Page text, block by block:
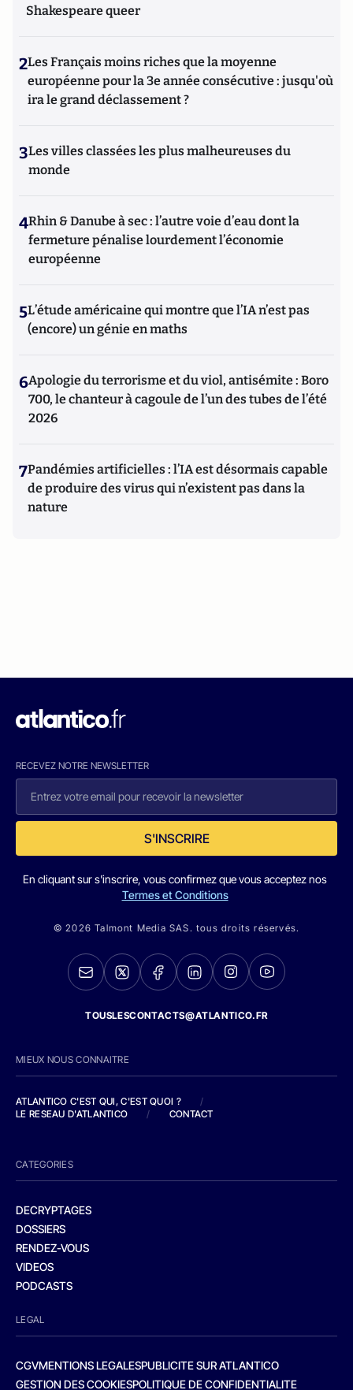
Shakespeare queer
2Les Français moins riches que la moyenne
européenne pour la 3e année consécutive : jusqu'où
ira le grand déclassement ?
3Les villes classées les plus malheureuses du
monde
4Rhin & Danube à sec : l’autre voie d’eau dont la
fermeture pénalise lourdement l’économie
européenne
5L’étude américaine qui montre que l’IA n’est pas
(encore) un génie en maths
6Apologie du terrorisme et du viol, antisémite : Boro
700, le chanteur à cagoule de l’un des tubes de l’été
2026
7Pandémies artificielles : l’IA est désormais capable
de produire des virus qui n’existent pas dans la
nature
RECEVEZ NOTRE NEWSLETTER
S'INSCRIRE
En cliquant sur s'inscrire, vous confirmez que vous acceptez nos
Termes et Conditions
© 2026 Talmont Media SAS. tous droits réservés.
TOUSLESCONTACTS@ATLANTICO.FR
MIEUX NOUS CONNAITRE
ATLANTICO C'EST QUI, C'EST QUOI ?
/
LE RESEAU D'ATLANTICO
/ CONTACT
CATEGORIES
DECRYPTAGES
DOSSIERS
RENDEZ-VOUS
VIDEOS
PODCASTS
LEGAL
CGVMENTIONS LEGALESPUBLICITE SUR ATLANTICO
GESTION DES COOKIESPOLITIQUE DE CONFIDENTIALITE